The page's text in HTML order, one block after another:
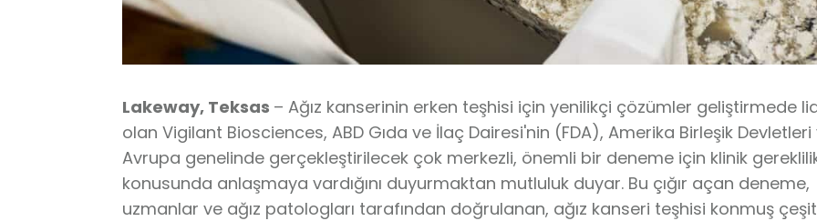
Lakeway, Teksas – Ağız kanserinin erken teşhisi için yenilikçi çözümler geliştirmede
olan Vigilant Biosciences, ABD Gıda ve İlaç Dairesi'nin (FDA), Amerika Birleşik Devletleri
Avrupa genelinde gerçekleştirilecek çok merkezli, önemli bir deneme için klinik
konusunda anlaşmaya vardığını duyurmaktan mutluluk duyar. Bu çığır açan deneme,
uzmanlar ve ağız patologları tarafından doğrulanan, ağız kanseri teşhisi konmuş